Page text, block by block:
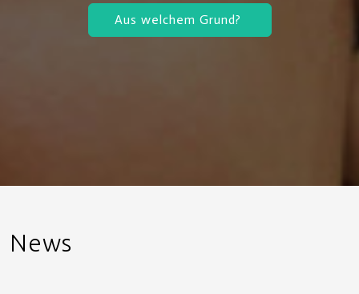
Aus welchem Grund?
News